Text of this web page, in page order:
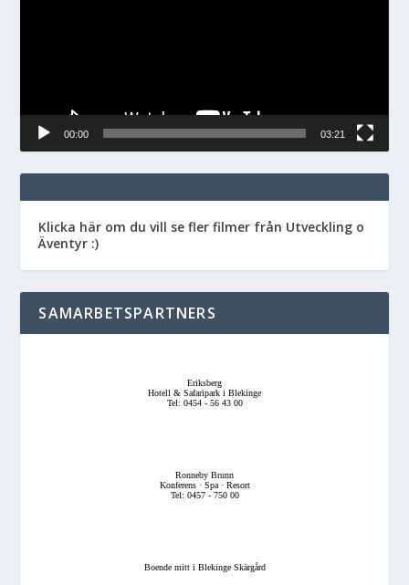
00:00 03:21
Klicka här om du vill se fler filmer från Utveckling o
Äventyr :)
SAMARBETSPARTNERS
Eriksberg
Hotell & Safaripark i Blekinge
Tel: 0454 - 56 43 00
Ronneby Brunn
Konferens · Spa · Resort
Tel: 0457 - 750 00
Boende mitt i Blekinge Skärgård